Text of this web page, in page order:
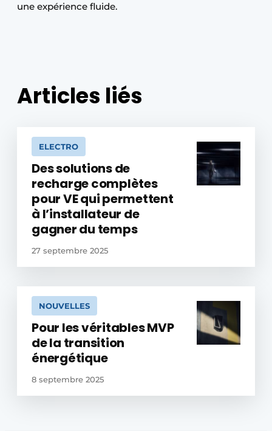
une expérience fluide.
Articles liés
ELECTRO
Des solutions de
recharge complètes
pour VE qui permettent
à l’installateur de
gagner du temps
27 septembre 2025
NOUVELLES
Pour les véritables MVP
de la transition
énergétique
8 septembre 2025